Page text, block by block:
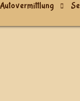
Autovermittlung